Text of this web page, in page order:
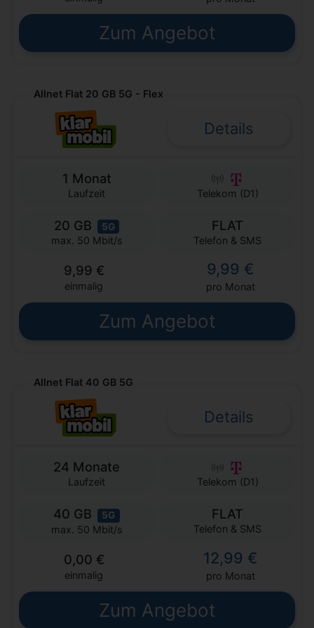
Zum Angebot
Allnet Flat 20 GB 5G - Flex
Details
1 Monat
Laufzeit Telekom (D1)
20 GB 5G
max. 50 Mbit/s
FLAT
Telefon & SMS
9,99 €
einmalig
9,99 €
pro Monat
Zum Angebot
Allnet Flat 40 GB 5G
Details
24 Monate
Laufzeit Telekom (D1)
40 GB 5G
max. 50 Mbit/s
FLAT
Telefon & SMS
0,00 €
einmalig
12,99 €
pro Monat
Zum Angebot